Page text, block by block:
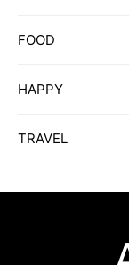
FOOD
HAPPY
TRAVEL